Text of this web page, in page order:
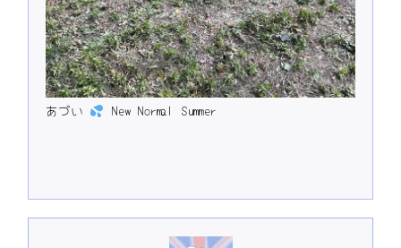
あづい New Normal Summer